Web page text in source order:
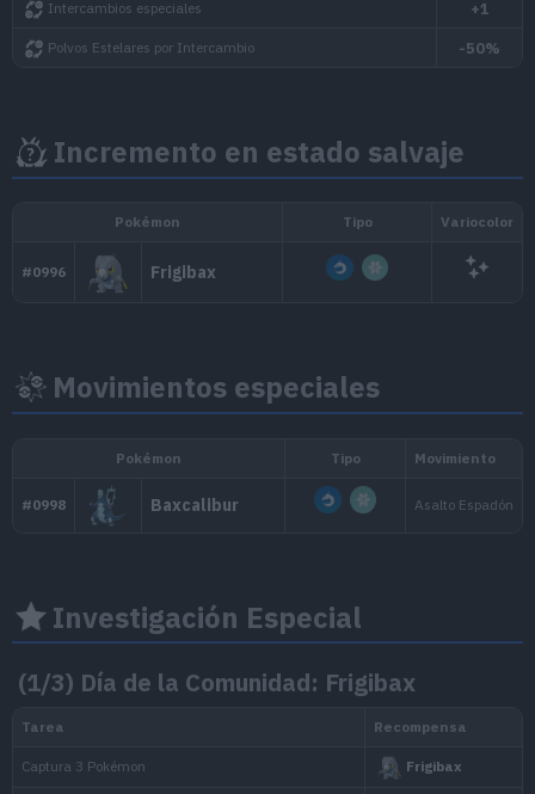
Final
Bonus
Caramelos por capturar Pokémon
Duración de Módulos Cebo
Pokémon especial al sacar instantáneas
Intercambios especiales
Polvos Estelares por Intercambio
Incremento en estado salvaje
Movimientos especiales
Investigación Especial
(1/3) Día de la Comunidad: Frigibax